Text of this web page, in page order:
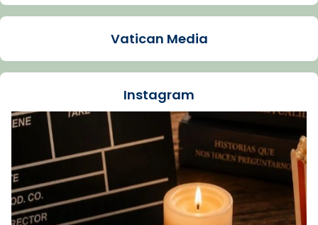
Arquebisbat de Barcelona
La Carmina va patir depressió. Fa gairebé
dos mesos, a l'Estadi Lluís Companys, la
Recupera l'entrevista comp
Vatican
tican News 👇
www.vaticannews.va/es/iglesia/news/2026-
07/carmina-historia-depresion-papa-viaje-
espana-testimoni...
Vatican Media
Instagram